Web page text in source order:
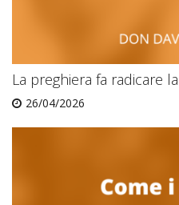
La preghiera fa radicare
26/04/2026